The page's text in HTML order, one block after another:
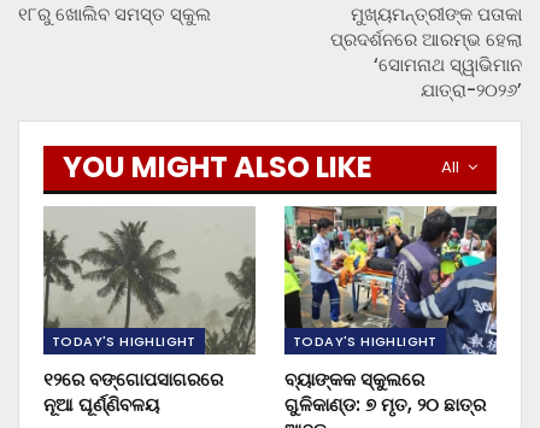
୧୮ରୁ ଖୋଲିବ ସମସ୍ତ ସ୍କୁଲ
ମୁଖ୍ୟମନ୍ତ୍ରୀଙ୍କ ପତାକା
ପ୍ରଦର୍ଶନରେ ଆରମ୍ଭ ହେଲା
‘ସୋମନାଥ ସ୍ୱାଭିମାନ
ଯାତ୍ରା-୨୦୨୬’
All
YOU MIGHT ALSO LIKE
TODAY'S HIGHLIGHT
୧୨ରେ ବଙ୍ଗୋପସାଗରରେ
ନୂଆ ଘୂର୍ଣ୍ଣିବଳୟ
TODAY'S HIGHLIGHT
ବ୍ୟାଙ୍କକ ସ୍କୁଲରେ
ଗୁଳିକାଣ୍ଡ: ୭ ମୃତ, ୨୦ ଛାତ୍ର